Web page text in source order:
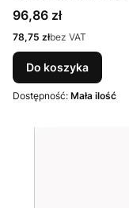
Cena
96,86 zł
Cena
78,75 złbez VAT
Do koszyka
Dostępność: Mała ilość